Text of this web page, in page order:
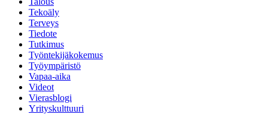
Tekoäly
Terveys
Tiedote
Tutkimus
Työntekijäkokemus
Työympäristö
Vapaa-aika
Videot
Vierasblogi
Yrityskulttuuri